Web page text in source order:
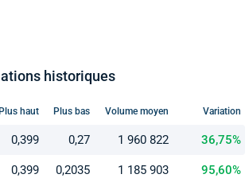
historiques
Plus haut Plus bas Volume moyen Variation
0,399 0,27 1 960 822 36,75%
0,399 0,2035 1 185 903 95,60%